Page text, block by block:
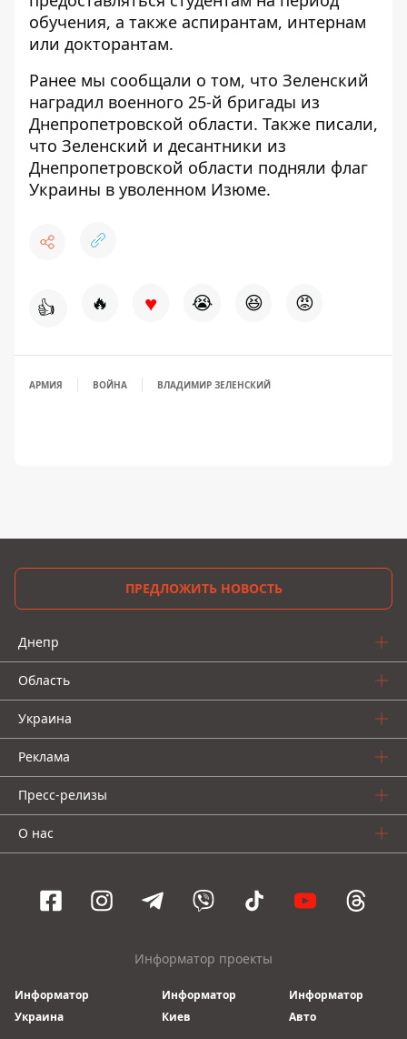
обучения, а также аспирантам, интернам
или докторантам.
Ранее мы сообщали о том, что Зеленский
наградил военного 25-й бригады из
Днепропетровской области. Также писали,
что Зеленский и десантники из
Днепропетровской области подняли флаг
Украины в уволенном Изюме.
👍 🔥 ♥ 😭 😆 😡
АРМИЯ ВОЙНА ВЛАДИМИР ЗЕЛЕНСКИЙ
ПРЕДЛОЖИТЬ НОВОСТЬ
Днепр
Область
Украина
Реклама
Пресс-релизы
О нас
Информатор проекты
Информатор
Украина
Информатор
Киев
Информатор
Авто